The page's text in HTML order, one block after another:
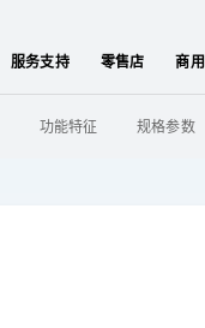
服务支持 零售店 商用
功能特征 规格参数